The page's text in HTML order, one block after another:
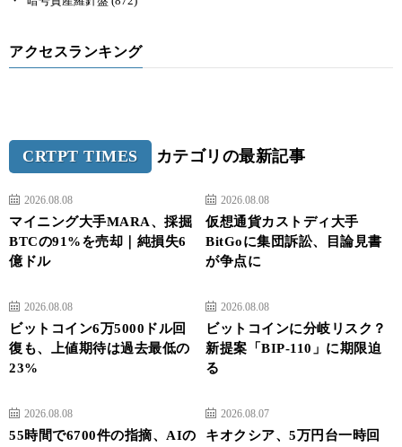
アクセスランキング
CRTPT TIMES カテゴリの最新記事
2026.08.08
マイニング大手MARA、採掘
BTCの91%を売却｜純損失6
億ドル
2026.08.08
仮想通貨カストディ大手
BitGoに集団訴訟、目論見書
が争点に
2026.08.08
ビットコイン6万5000ドル回
復も、上値期待は過去最低の
23%
2026.08.08
ビットコインに分岐リスク？
新提案「BIP-110」に期限迫
る
2026.08.08
55時間で6700件の指摘、AIの
2026.08.07
キオクシア、5万円台一時回